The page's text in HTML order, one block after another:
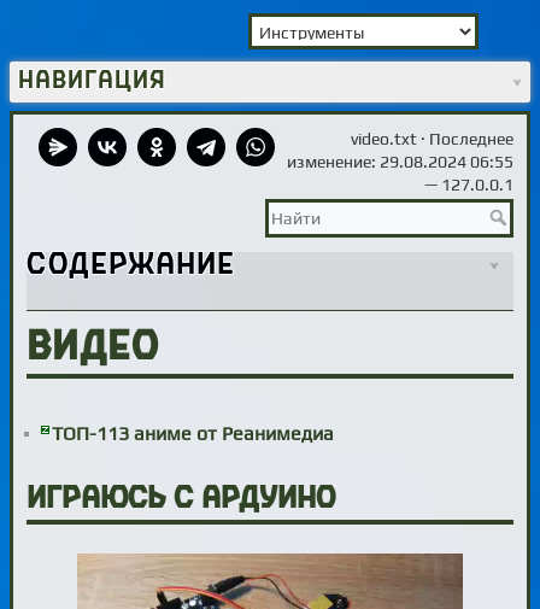
Навигация
video.txt· Последнее
изменение: 29.08.2024 06:55
— 127.0.0.1
Содержание
Видео
ТОП-113 аниме от Реанимедиа
Играюсь с Ардуино